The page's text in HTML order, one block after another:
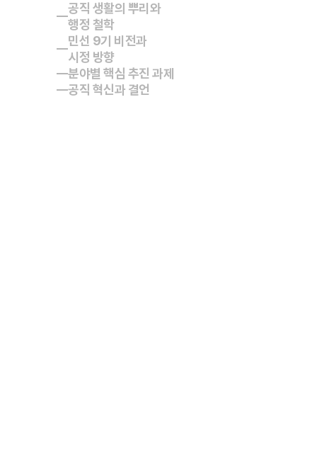
공직 생활의 뿌리와
행정 철학
민선 9기 비전과
시정 방향
분야별 핵심 추진 과제
공직 혁신과 결언